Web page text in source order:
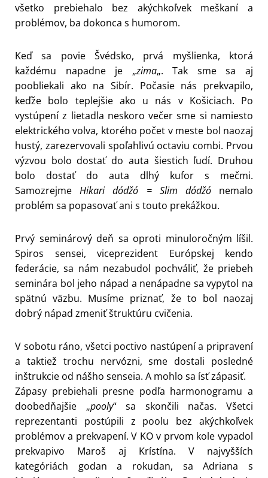
všetko prebiehalo bez akýchkoľvek meškaní a
problémov, ba dokonca s humorom.
Keď sa povie Švédsko, prvá myšlienka, ktorá
každému napadne je „zima„. Tak sme sa aj
poobliekali ako na Sibír. Počasie nás prekvapilo,
keďže bolo teplejšie ako u nás v Košiciach. Po
vystúpení z lietadla neskoro večer sme si namiesto
elektrického volva, ktorého počet v meste bol naozaj
hustý, zarezervovali spoľahlivú octaviu combi. Prvou
výzvou bolo dostať do auta šiestich ľudí. Druhou
bolo dostať do auta dlhý kufor s mečmi.
SamozrejmeHikari dódžó = Slim dódžónemalo
problém sa popasovať ani s touto prekážkou.
Prvý seminárový deň sa oproti minuloročným líšil.
Spiros sensei, viceprezident Európskej kendo
federácie, sa nám nezabudol pochváliť, že priebeh
seminára bol jeho nápad a nenápadne sa vypytol na
spätnú väzbu. Musíme priznať, že to bol naozaj
dobrý nápad zmeniť štruktúru cvičenia.
V sobotu ráno, všetci poctivo nastúpení a pripravení
a taktiež trochu nervózni, sme dostali posledné
inštrukcie od nášho senseia. A mohlo sa ísť zápasiť.
Zápasy prebiehali presne podľa harmonogramu a
doobedňajšie „pooly“ sa skončili načas. Všetci
reprezentanti postúpili z poolu bez akýchkoľvek
problémov a prekvapení. V KO v prvom kole vypadol
prekvapivo Maroš aj Krístína. V najvyšších
kategóriách godan a rokudan, sa Adriana s